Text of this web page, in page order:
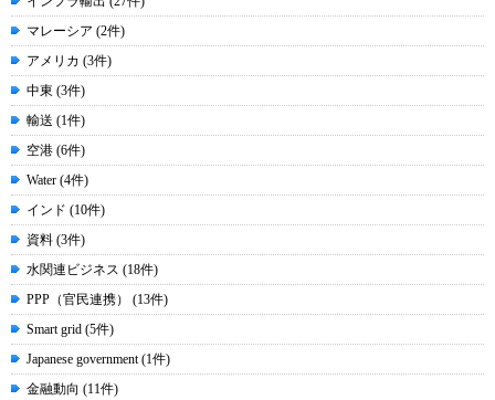
マレーシア (2件)
アメリカ (3件)
中東 (3件)
輸送 (1件)
空港 (6件)
Water (4件)
インド (10件)
資料 (3件)
水関連ビジネス (18件)
PPP（官民連携） (13件)
Smart grid (5件)
Japanese government (1件)
金融動向 (11件)